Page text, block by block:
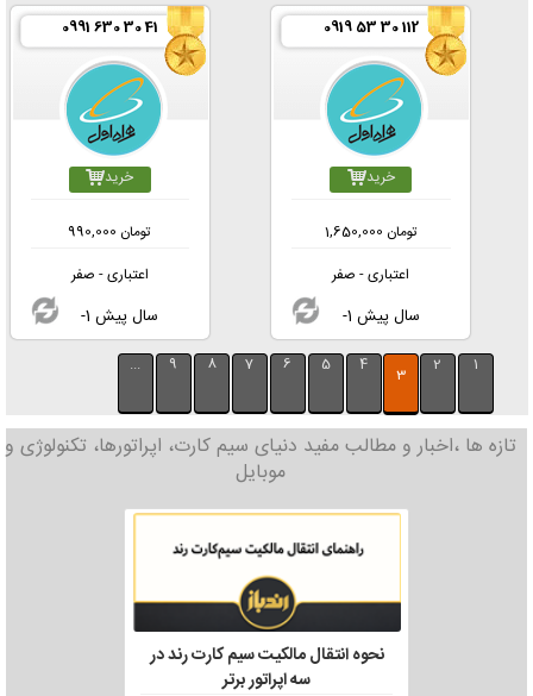
0919 53 30 112
خرید
1,650,000 تومان
اعتباری - صفر
-1 سال پیش
0991 630 30 41
خرید
990,000 تومان
اعتباری - صفر
-1 سال پیش
1
2
3
4
5
6
7
8
9
...
تازه ها ،اخبار و مطالب مفید دنیای سیم کارت، اپراتورها، تکنولوژی و
موبایل
نحوه انتقال مالکیت سیم کارت رند در
سه اپراتور برتر